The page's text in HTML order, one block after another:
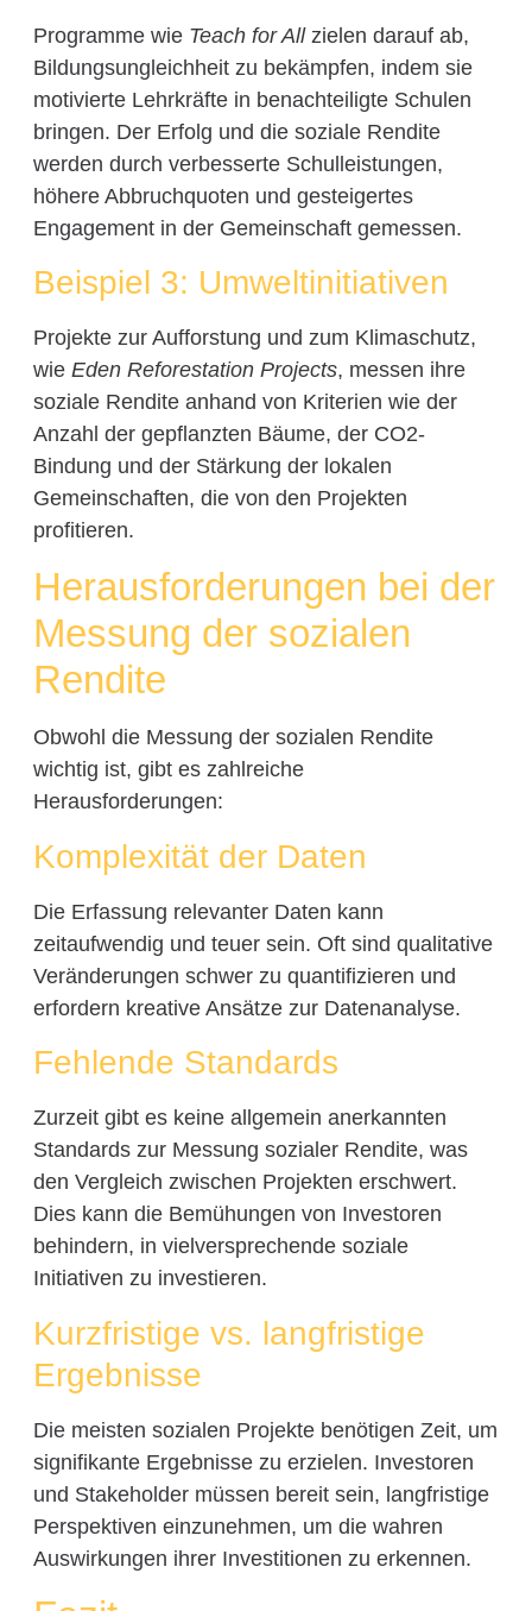
Programme wie Teach for Allzielen darauf ab,
Bildungsungleichheit zu bekämpfen, indem sie
motivierte Lehrkräfte in benachteiligte Schulen
bringen. Der Erfolg und die soziale Rendite
werden durch verbesserte Schulleistungen,
höhere Abbruchquoten und gesteigertes
Engagement in der Gemeinschaft gemessen.
Beispiel 3: Umweltinitiativen
Projekte zur Aufforstung und zum Klimaschutz,
wie Eden Reforestation Projects, messen ihre
soziale Rendite anhand von Kriterien wie der
Anzahl der gepflanzten Bäume, der CO2-
Bindung und der Stärkung der lokalen
Gemeinschaften, die von den Projekten
profitieren.
Herausforderungen bei der
Messung der sozialen
Rendite
Obwohl die Messung der sozialen Rendite
wichtig ist, gibt es zahlreiche
Herausforderungen:
Komplexität der Daten
Die Erfassung relevanter Daten kann
zeitaufwendig und teuer sein. Oft sind qualitative
Veränderungen schwer zu quantifizieren und
erfordern kreative Ansätze zur Datenanalyse.
Fehlende Standards
Zurzeit gibt es keine allgemein anerkannten
Standards zur Messung sozialer Rendite, was
den Vergleich zwischen Projekten erschwert.
Dies kann die Bemühungen von Investoren
behindern, in vielversprechende soziale
Initiativen zu investieren.
Kurzfristige vs. langfristige
Ergebnisse
Die meisten sozialen Projekte benötigen Zeit, um
signifikante Ergebnisse zu erzielen. Investoren
und Stakeholder müssen bereit sein, langfristige
Perspektiven einzunehmen, um die wahren
Auswirkungen ihrer Investitionen zu erkennen.